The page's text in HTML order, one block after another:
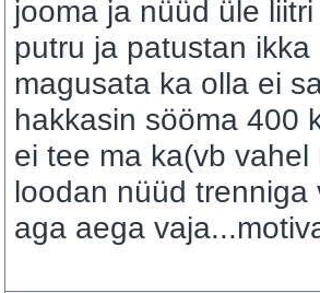
jooma ja nüüd üle
putru ja patustan
magusata ka olla ei
hakkasin sööma 400
ei tee ma ka(vb
loodan nüüd
aga aega